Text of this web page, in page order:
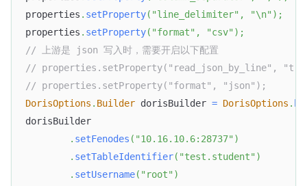
properties . setProperty( "line_delimiter" , "\n" ) ;
properties . setProperty( "format" , "csv" ) ;
// 上游是 json 写入时，需要开启以下配置
// properties.setProperty("read_json_by_line",
// properties.setProperty("format", "json");
DorisOptions . Builder dorisBuilder = DorisOptions .
dorisBuilder
. setFenodes ( "10.16.10.6:28737" )
. setTableIdentifier( "test.student" )
. setUsername( "root" )